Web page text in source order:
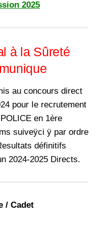
2025
à la Sûreté
au concours direct
pour Ie recrutement
en 1ère
suiveÿci ÿ par ordre
définitifs
2024-2025 Directs.
/ Cadet